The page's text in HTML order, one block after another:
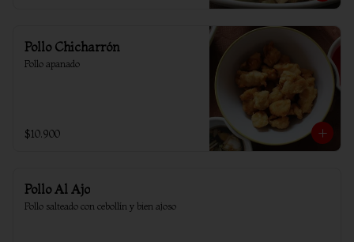
Pollo Chicharrón
Pollo apanado
$10.900
Pollo Al Ajo
Pollo salteado con cebollín y bien ajoso